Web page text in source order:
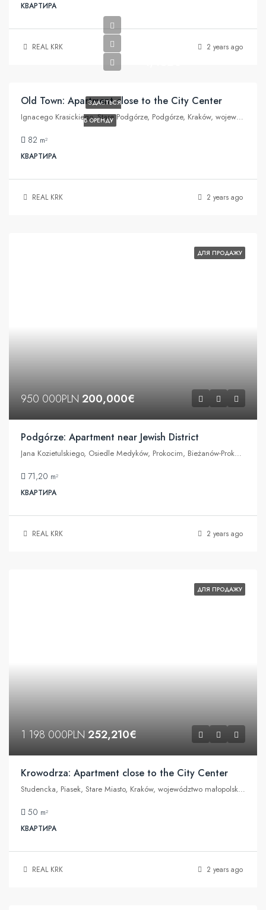
КВАРТИРА
REAL KRK 2 years ago
ЗДАЄТЬСЯ
В ОРЕНДУ
Old Town: Apartment close to the City Center
Ignacego Krasickiego, Stare Podgórze, Podgórze, Kraków, województwo małopolskie, 30-505, Polska
82 m²
КВАРТИРА
REAL KRK 2 years ago
ДЛЯ ПРОДАЖУ
950 000PLN 200,000€
Podgórze: Apartment near Jewish District
Jana Kozietulskiego, Osiedle Medyków, Prokocim, Bieżanów-Prokocim, Kraków, województwo małopolskie, 30-809, Polska
71,20 m²
КВАРТИРА
REAL KRK 2 years ago
ДЛЯ ПРОДАЖУ
1 198 000PLN 252,210€
Krowodrza: Apartment close to the City Center
Studencka, Piasek, Stare Miasto, Kraków, województwo małopolskie, 31-115, Polska
50 m²
КВАРТИРА
REAL KRK 2 years ago